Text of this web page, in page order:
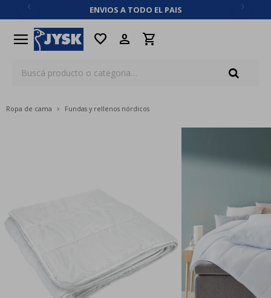
ENVIOS A TODO EL PAIS
menu favorite
Ropa de cama Fundas y rellenos nórdicos
close